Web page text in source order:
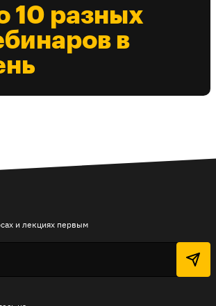
10 разных
в
и лекциях первым